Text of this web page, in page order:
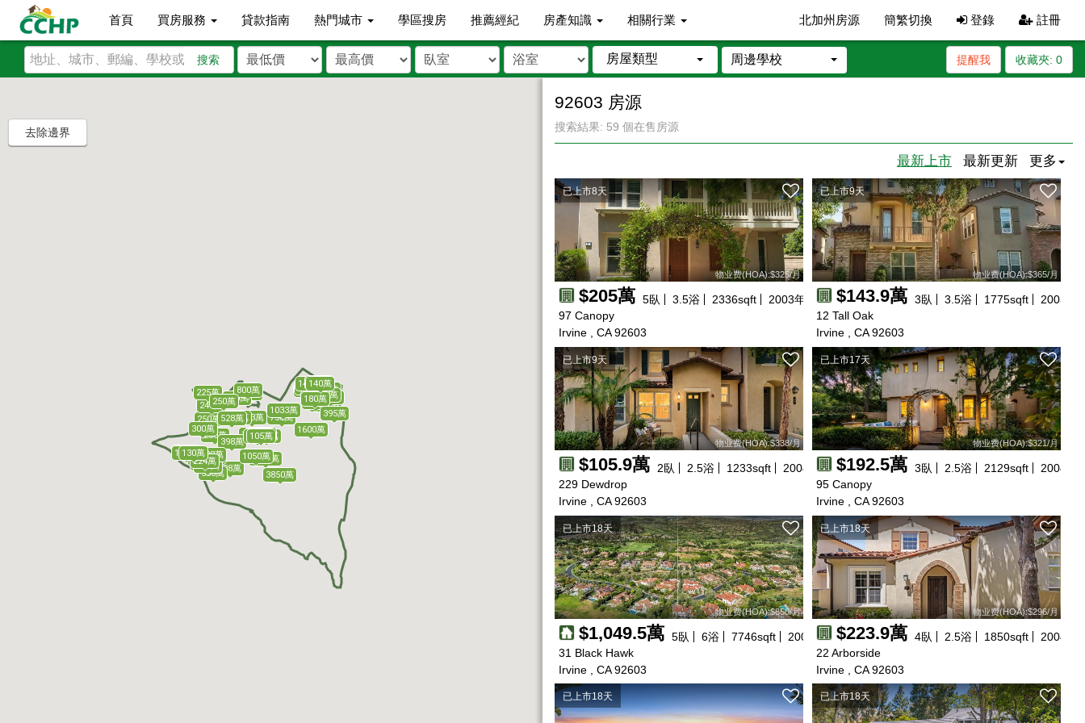
首頁 買房服務 貸款指南 熱門城市 學區搜房 推薦經紀 房產知識 相關行業 北加州房源 簡繁切換 登錄 註冊
搜索 房屋類型 周邊學校 收藏夾: 0
提醒我
205萬
106萬
144萬
163萬
135萬
250萬
218萬
250萬
398萬
124萬
758萬
178萬
300萬
155萬
157萬
300萬 1600萬
125萬
625萬
150萬
1033萬
150萬
260萬
170萬
240萬
1000萬
629萬
135萬
157萬
440萬
225萬
149萬
898萬
150萬
130萬
270萬
550萬 3850萬
106萬
800萬 148萬
109萬
528萬
120萬
158萬
193萬
395萬
660萬
250萬
160萬
142萬110萬
638萬
224萬
180萬
140萬
130萬
105萬
1050萬
去除邊界
92603 房源
搜索結果: 59 個在售房源
最新上市 最新更新 更多
已上市8天
物业费(HOA):$325/月
$205萬 5臥 3.5浴 2336sqft 2003年建
97 Canopy
Irvine , CA 92603
已上市9天
物业费(HOA):$365/月
$143.9萬 3臥 3.5浴 1775sqft 2003
12 Tall Oak
Irvine , CA 92603
已上市9天
物业费(HOA):$338/月
$105.9萬 2臥 2.5浴 1233sqft 2004
年建
229 Dewdrop
Irvine , CA 92603
已上市17天
物业费(HOA):$321/月
$192.5萬 3臥 2.5浴 2129sqft 2004
95 Canopy
Irvine , CA 92603
已上市18天
物业费(HOA):$850/月
$1,049.5萬 5臥 6浴 7746sqft 2005
年建
31 Black Hawk
Irvine , CA 92603
已上市18天
物业费(HOA):$296/月
$223.9萬 4臥 2.5浴 1850sqft 2004
22 Arborside
Irvine , CA 92603
已上市18天 已上市18天